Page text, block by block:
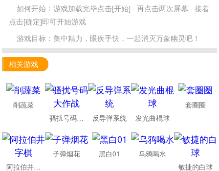
如何开始：游戏加载完毕点击[开始] - 再点击两次屏幕 - 接着
点击[确定]即可开始游戏
游戏目标：集中精力，眼疾手快，一起消灭万象幽灵吧！
相关游戏
削蔬菜
骚扰号码大作战
反导弹系统 发光曲棍球
套圈圈
阿拉伯井字棋
子弹烟花 黑白01
乌鸦喝水
敏捷的白球